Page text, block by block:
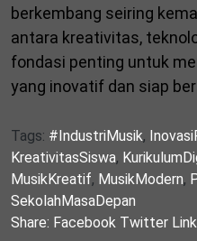
berkembang seiring
antara kreativitas,
fondasi penting untuk
yang inovatif dan siap
Tags: #IndustriMusik,
KreativitasSiswa,
MusikKreatif, MusikModern,
SekolahMasaDepan
Share: Facebook Twitter